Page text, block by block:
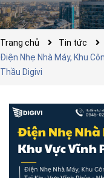
Trang chủ
Tin tức
Điện Nhẹ Nhà Máy, Khu
Thầu Digivi